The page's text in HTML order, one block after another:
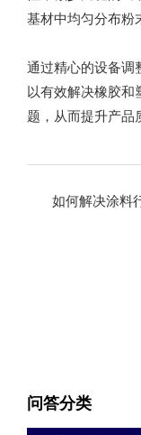
基材中均匀分布粉
通过精心的设备调
以有效解决橡胶和
题，从而提升产品
如何解决涂料
问答分类